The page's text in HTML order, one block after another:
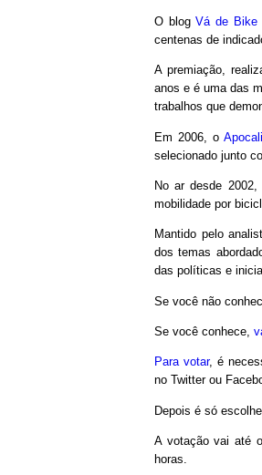
O blogVá de Bike
centenas de
A premiação,
anos e é uma das
trabalhos que
Em 2006, o
selecionado junto
No ar desde
mobilidade por
Mantido pelo
dos temas
das políticas e
Se você não
Se você conhece,
Para votar, é
no Twitter ou
Depois é só
A votação vai até
horas.